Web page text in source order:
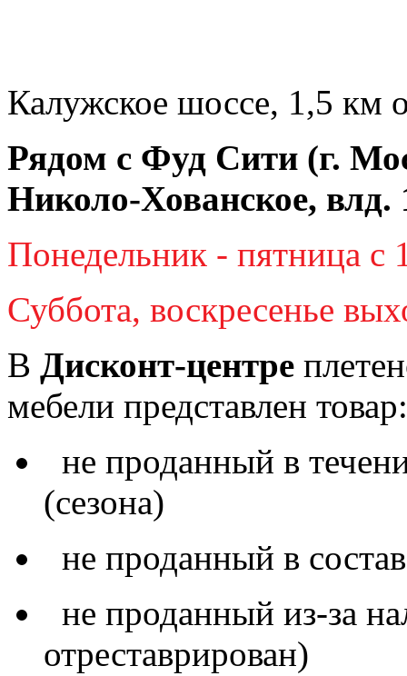
Калужское шоссе, 1,5
Рядом с Фуд Сити (г.
Николо-Хованское, влд.
Понедельник - пятница с
Суббота, воскресенье
В Дисконт-центре
мебели представлен товар:
не проданный в
(сезона)
не проданный в
не проданный из-за
отреставрирован)